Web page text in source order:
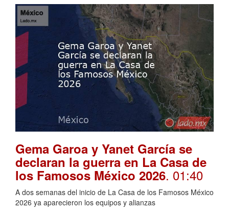
Gema Garoa y Yanet García se
declaran la guerra en La Casa de
los Famosos México 2026. 01:40
A dos semanas del inicio de La Casa de los Famosos México
2026 ya aparecieron los equipos y alianzas